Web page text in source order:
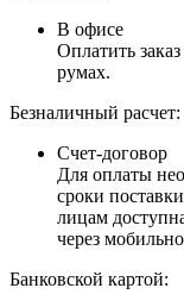
В офисе
Оплатить
румах.
Безналичный расчет:
Счет-договор
Для оплаты
сроки
лицам
через
Банковской картой: